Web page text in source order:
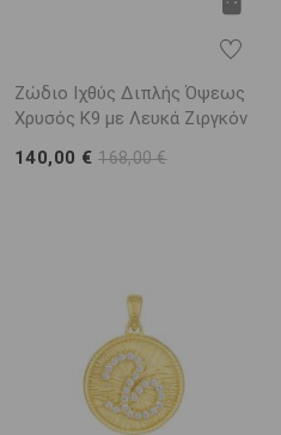
Ζώδιο Ιχθύς Διπλής Όψεως
Χρυσός K9 με Λευκά Ζιργκόν
140,00 €168,00 €